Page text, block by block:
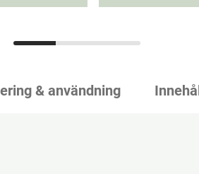
& användning